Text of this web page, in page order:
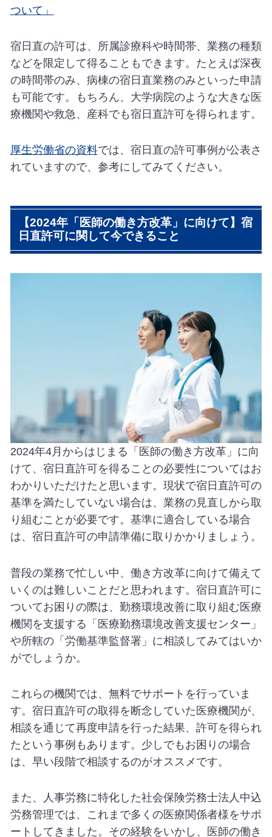
ついて」
宿日直の許可は、所属診療科や時間帯、業務の種類
などを限定して得ることもできます。たとえば深夜
の時間帯のみ、病棟の宿日直業務のみといった申請
も可能です。もちろん、大学病院のような大きな医
療機関や救急、産科でも宿日直許可を得られます。
厚生労働省の資料では、宿日直の許可事例が公表さ
れていますので、参考にしてみてください。
【2024年「医師の働き方改革」に向けて】宿
日直許可に関して今できること
2024年4月からはじまる「医師の働き方改革」に向
けて、宿日直許可を得ることの必要性についてはお
わかりいただけたと思います。現状で宿日直許可の
基準を満たしていない場合は、業務の見直しから取
り組むことが必要です。基準に適合している場合
は、宿日直許可の申請準備に取りかかりましょう。
普段の業務で忙しい中、働き方改革に向けて備えて
いくのは難しいことだと思われます。宿日直許可に
ついてお困りの際は、勤務環境改善に取り組む医療
機関を支援する「医療勤務環境改善支援センター」
や所轄の「労働基準監督署」に相談してみてはいか
がでしょうか。
これらの機関では、無料でサポートを行っていま
す。宿日直許可の取得を断念していた医療機関が、
相談を通じて再度申請を行った結果、許可を得られ
たという事例もあります。少しでもお困りの場合
は、早い段階で相談するのがオススメです。
また、人事労務に特化した社会保険労務士法人中込
労務管理では、これまで多くの医療関係者様をサポ
ートしてきました。その経験をいかし、医師の働き